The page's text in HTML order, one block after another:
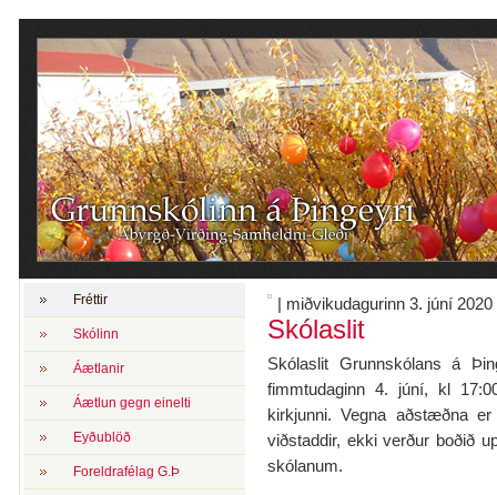
Fréttir
Skólinn
Áætlanir
Áætlun gegn einelti
Eyðublöð
Foreldrafélag G.Þ
| miðvikudagurinn 3. júní 2020
Skólaslit
Skólaslit Grunnskólans á
fimmtudaginn 4. júní, kl
kirkjunni. Vegna aðstæðna
viðstaddir, ekki verður boðið
skólanum.